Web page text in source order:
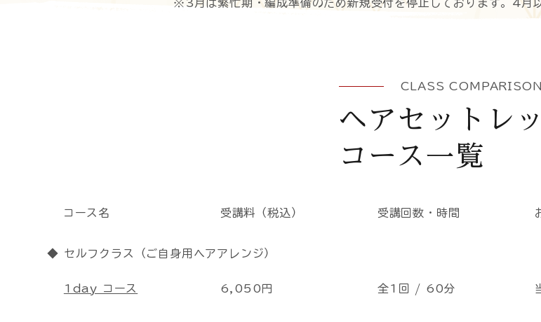
※3月は繁忙期・編成準備のため新規受付を停止しております。4月
CLASS COMPARISON
ヘアセットレ
コース一覧
受講回数・時間
受講料（税込）
コース名
◆ セルフクラス（ご自身用ヘアアレンジ）
全1回 / 60分
6,050円
1day コース